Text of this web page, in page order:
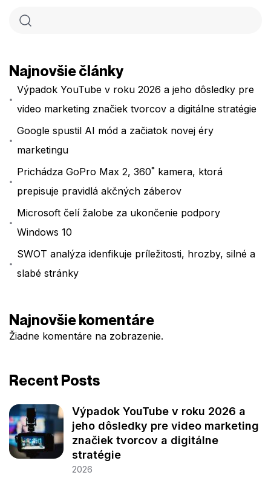
Najnovšie články
Výpadok YouTube v roku 2026 a jeho dôsledky pre
video marketing značiek tvorcov a digitálne stratégie
Google spustil AI mód a začiatok novej éry
marketingu
Prichádza GoPro Max 2, 360˚ kamera, ktorá
prepisuje pravidlá akčných záberov
Microsoft čelí žalobe za ukončenie podpory
Windows 10
SWOT analýza idenfikuje príležitosti, hrozby, silné a
slabé stránky
Najnovšie komentáre
Žiadne komentáre na zobrazenie.
Recent Posts
Výpadok YouTube v roku 2026 a
jeho dôsledky pre video marketing
značiek tvorcov a digitálne
stratégie
2026